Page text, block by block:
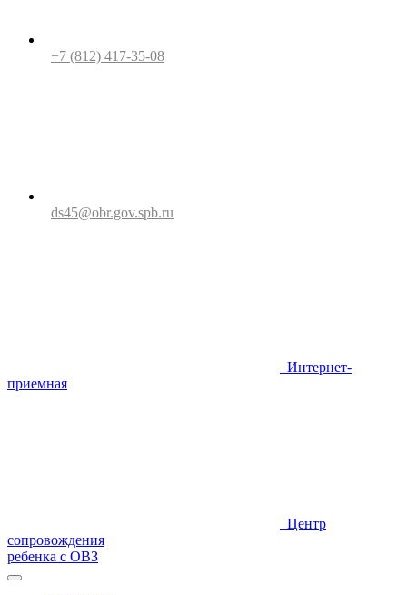
+7 (812) 417-35-08
ds45@obr.gov.spb.ru
Интернет-
приемная
Центр
сопровождения
ребенка с ОВЗ